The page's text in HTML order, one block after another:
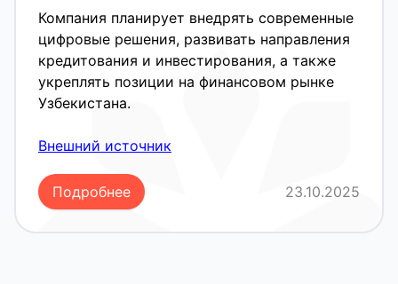
Компания планирует внедрять современные
цифровые решения, развивать направления
кредитования и инвестирования, а также
укреплять позиции на финансовом рынке
Узбекистана.
Внешний источник
Подробнее 23.10.2025